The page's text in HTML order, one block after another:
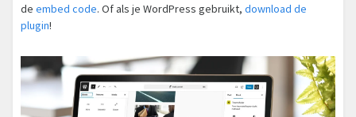
de embed code. Of als je WordPress gebruikt, download de
plugin!